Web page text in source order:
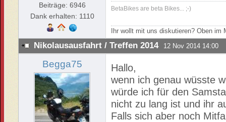
Beiträge: 6946
Dank erhalten: 1110
BetaBikes are beta Bikes... ;-)
Ihr wollt mit uns diskutieren? Oben
Nikolausausfahrt / Treffen 2014 12 Nov 2014 14:00
Begga75
Hallo,
wenn ich genau wüsste
würde ich für den
nicht zu lang ist und ihr
Falls sich aber noch